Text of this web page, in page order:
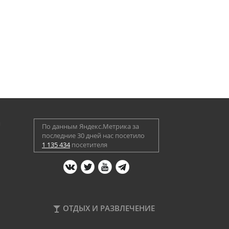
По данным Яндекс.Метрика за
последние 30 дней нас посетило
1 135 434посетителя
ОТДЫХ И РАЗВЛЕЧЕНИЕ